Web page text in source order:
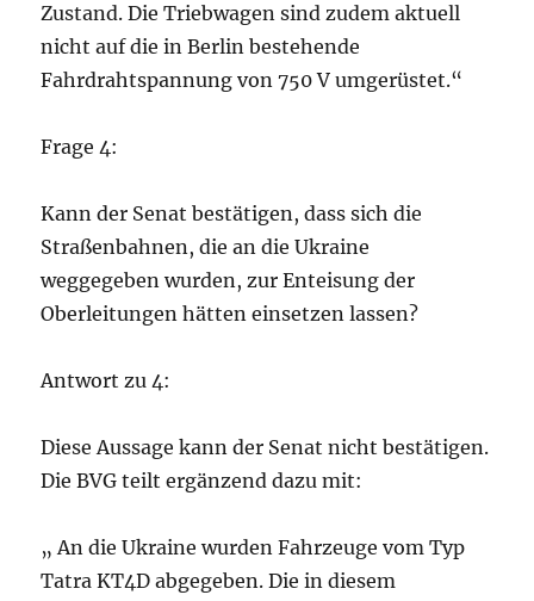
Zustand. Die Triebwagen sind zudem aktuell
nicht auf die in Berlin bestehende
Fahrdrahtspannung von 750 V umgerüstet.“
Frage 4:
Kann der Senat bestätigen, dass sich die
Straßenbahnen, die an die Ukraine
weggegeben wurden, zur Enteisung der
Oberleitungen hätten einsetzen lassen?
Antwort zu 4:
Diese Aussage kann der Senat nicht bestätigen.
Die BVG teilt ergänzend dazu mit:
„ An die Ukraine wurden Fahrzeuge vom Typ
Tatra KT4D abgegeben. Die in diesem